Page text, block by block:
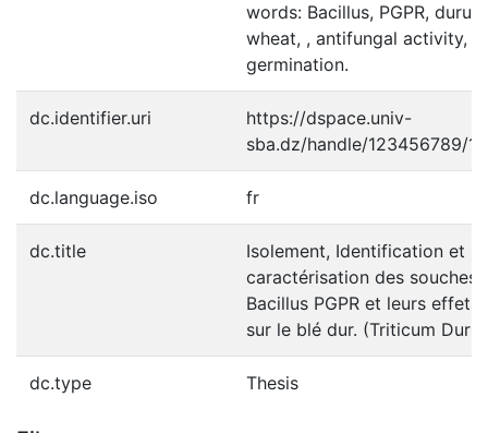
words: Bacillus, PGPR, durum
wheat, , antifungal activity,
germination.
dc.identifier.uri
https://dspace.univ-
sba.dz/handle/123456789/
dc.language.iso fr
dc.title
Isolement, Identification et
caractérisation des souches
Bacillus PGPR et leurs effets
sur le blé dur. (Triticum
dc.type Thesis